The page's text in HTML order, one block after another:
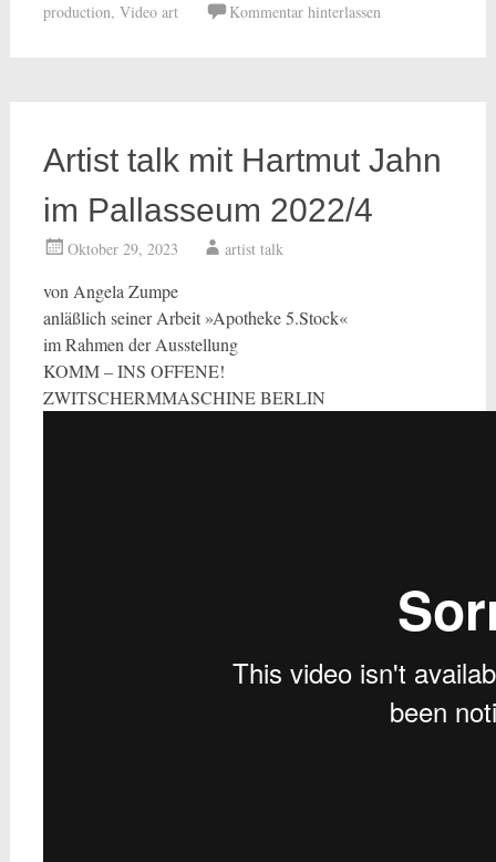
production, Video art Kommentar hinterlassen
Artist talk mit Hartmut Jahn
im Pallasseum 2022/4
Oktober 29, 2023 artist talk
von Angela Zumpe
anläßlich seiner Arbeit »Apotheke 5.Stock«
im Rahmen der Ausstellung
KOMM – INS OFFENE!
ZWITSCHERMMASCHINE BERLIN